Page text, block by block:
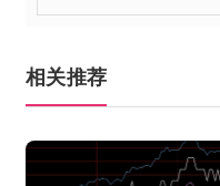
相关推荐